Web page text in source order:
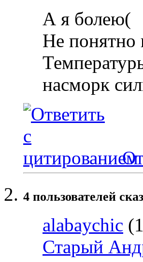
А я болею(
Не понятно
насморк
4 пользователей
alabaychic
Старый